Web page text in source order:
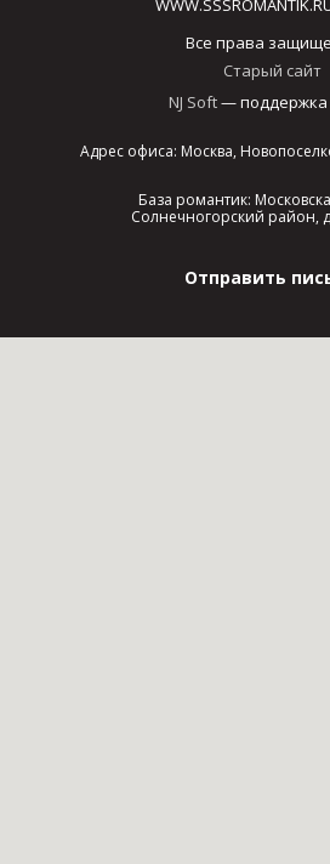
Все права
Старый сайт
NJ Soft— поддержка
Адрес офиса: Москва,
База романтик:
Солнечногорский район,
Отправить